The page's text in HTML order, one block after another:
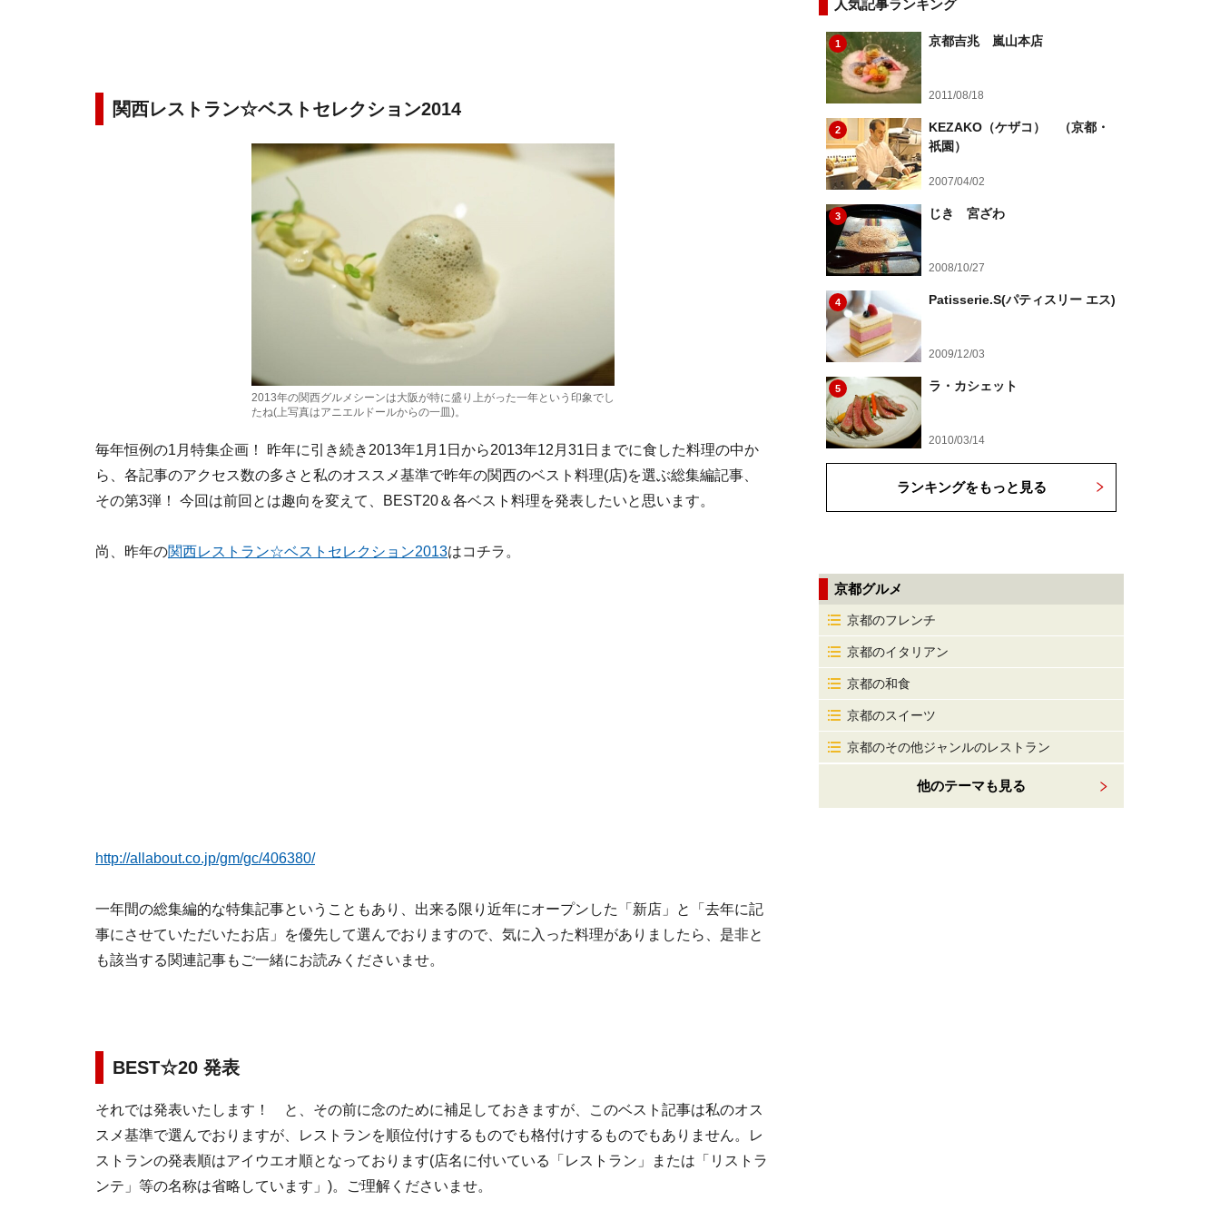
関西レストラン☆ベストセレクション2014
2013年の関西グルメシーンは大阪が特に盛り上がった一年という印象でし
たね(上写真はアニエルドールからの一皿)。
毎年恒例の1月特集企画！ 昨年に引き続き2013年1月1日から2013年12月31日までに食した料理の中か
ら、各記事のアクセス数の多さと私のオススメ基準で昨年の関西のベスト料理(店)を選ぶ総集編記事、
その第3弾！ 今回は前回とは趣向を変えて、BEST20＆各ベスト料理を発表したいと思います。
尚、昨年の関西レストラン☆ベストセレクション2013はコチラ。
http://allabout.co.jp/gm/gc/406380/
一年間の総集編的な特集記事ということもあり、出来る限り近年にオープンした「新店」と「去年に記
事にさせていただいたお店」を優先して選んでおりますので、気に入った料理がありましたら、是非と
も該当する関連記事もご一緒にお読みくださいませ。
BEST☆20 発表
それでは発表いたします！ と、その前に念のために補足しておきますが、このベスト記事は私のオス
スメ基準で選んでおりますが、レストランを順位付けするものでも格付けするものでもありません。レ
ストランの発表順はアイウエオ順となっております(店名に付いている「レストラン」または「リストラ
ンテ」等の名称は省略しています」)。ご理解くださいませ。
人気記事ランキング
1 京都吉兆 嵐山本店
2011/08/18
2
KEZAKO（ケザコ） （京都・
祇園）
2007/04/02
3 じき 宮ざわ
2008/10/27
4 Patisserie.S(パティスリー エス)
2009/12/03
5 ラ・カシェット
2010/03/14
ランキングをもっと見る
京都グルメ
京都のフレンチ
京都のイタリアン
京都の和食
京都のスイーツ
京都のその他ジャンルのレストラン
他のテーマも見る